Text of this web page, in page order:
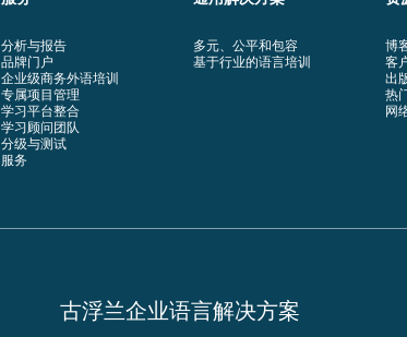
分析与报告
品牌门户
企业级商务外语培训
专属项目管理
学习平台整合
学习顾问团队
分级与测试
服务
多元、公平和包容
基于行业的语言培训
博
客
出
热
网
古浮兰企业语言解决方案